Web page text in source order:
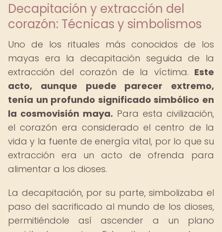
Decapitación y extracción del
corazón: Técnicas y simbolismos
Uno de los rituales más conocidos de los
mayas era la decapitación seguida de la
extracción del corazón de la víctima. Este
acto, aunque puede parecer extremo,
tenía un profundo significado simbólico en
la cosmovisión maya. Para esta civilización,
el corazón era considerado el centro de la
vida y la fuente de energía vital, por lo que su
extracción era un acto de ofrenda para
alimentar a los dioses.
La decapitación, por su parte, simbolizaba el
paso del sacrificado al mundo de los dioses,
permitiéndole así ascender a un plano